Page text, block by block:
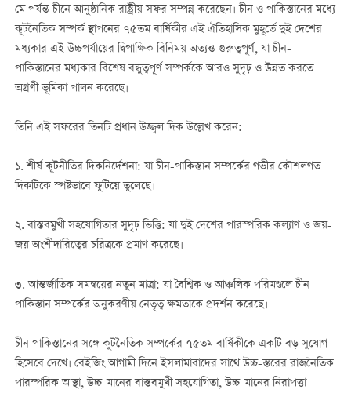
মে পর্যন্ত চীনে আনুষ্ঠানিক রাষ্ট্রীয় সফর সম্পন্ন করেছেন। চীন ও পাকিস্তানের মধ্যে
কূটনৈতিক সম্পর্ক স্থাপনের ৭৫তম বার্ষিকীর এই ঐতিহাসিক মুহূর্তে দুই দেশের
মধ্যকার এই উচ্চপর্যায়ের দ্বিপাক্ষিক বিনিময় অত্যন্ত গুরুত্বপূর্ণ, যা চীন-
পাকিস্তানের মধ্যকার বিশেষ বন্ধুত্বপূর্ণ সম্পর্ককে আরও সুদৃঢ় ও উন্নত করতে
অগ্রণী ভূমিকা পালন করেছে।
তিনি এই সফরের তিনটি প্রধান উজ্জ্বল দিক উল্লেখ করেন:
১. শীর্ষ কূটনীতির দিকনির্দেশনা: যা চীন-পাকিস্তান সম্পর্কের গভীর কৌশলগত
দিকটিকে স্পষ্টভাবে ফুটিয়ে তুলেছে।
২. বাস্তবমুখী সহযোগিতার সুদৃঢ় ভিত্তি: যা দুই দেশের পারস্পরিক কল্যাণ ও জয়-
জয় অংশীদারিত্বের চরিত্রকে প্রমাণ করেছে।
৩. আন্তর্জাতিক সমন্বয়ের নতুন মাত্রা: যা বৈশ্বিক ও আঞ্চলিক পরিমণ্ডলে চীন-
পাকিস্তান সম্পর্কের অনুকরণীয় নেতৃত্ব ক্ষমতাকে প্রদর্শন করেছে।
চীন পাকিস্তানের সঙ্গে কূটনৈতিক সম্পর্কের ৭৫তম বার্ষিকীকে একটি বড় সুযোগ
হিসেবে দেখে। বেইজিং আগামী দিনে ইসলামাবাদের সাথে উচ্চ-স্তরের রাজনৈতিক
পারস্পরিক আস্থা, উচ্চ-মানের বাস্তবমুখী সহযোগিতা, উচ্চ-মানের নিরাপত্তা